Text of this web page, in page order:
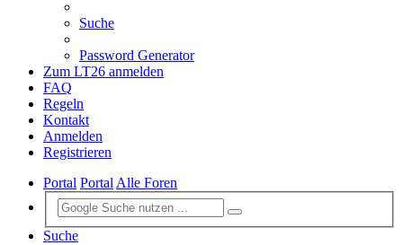
Suche
Password Generator
Zum LT26 anmelden
FAQ
Regeln
Kontakt
Anmelden
Registrieren
Portal PortalAlle Foren
Suche